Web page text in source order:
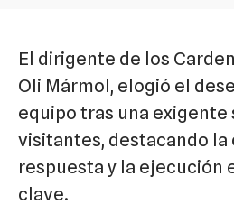
El dirigente de los
Oli Mármol, elogió el
equipo tras una exigente
visitantes, destacando la
respuesta y la ejecución
clave.